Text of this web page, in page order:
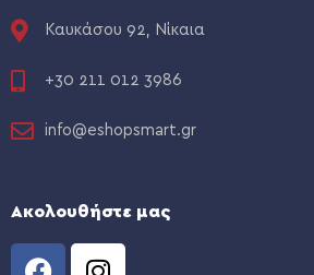
Καυκάσου 92, Νίκαια
+30 211 012 3986
info@eshopsmart.gr
Ακολουθήστε μας